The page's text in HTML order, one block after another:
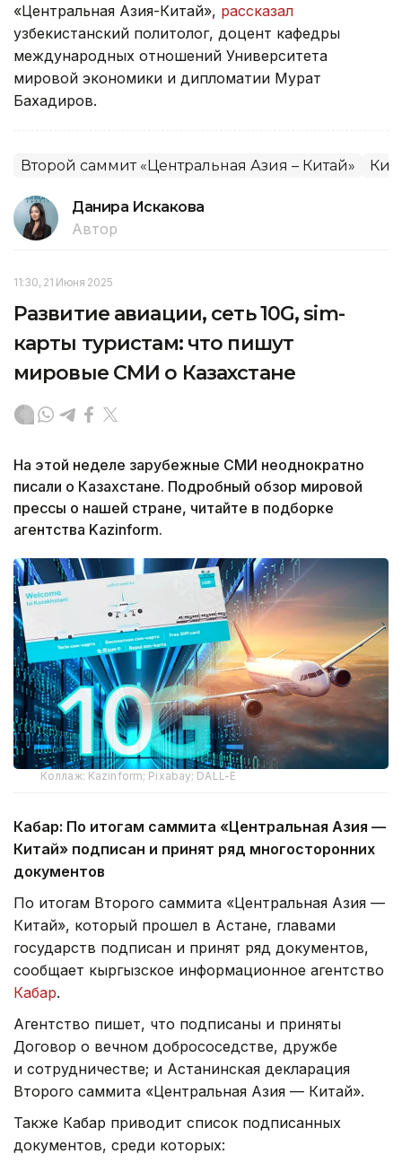
«Центральная Азия-Китай», рассказал
узбекистанский политолог, доцент кафедры
международных отношений Университета
мировой экономики и дипломатии Мурат
Бахадиров.
Второй саммит «Центральная Азия – Китай»
Данира Искакова
Автор
11:30, 21 Июня 2025
Развитие авиации, сеть 10G, sim-
карты туристам: что пишут
мировые СМИ о Казахстане
На этой неделе зарубежные СМИ неоднократно
писали о Казахстане. Подробный обзор мировой
прессы о нашей стране, читайте в подборке
агентства Kazinform.
Коллаж: Kazinform; Pixabay; DALL-E
Кабар: По итогам саммита «Центральная Азия —
Китай» подписан и принят ряд многосторонних
документов
По итогам Второго саммита «Центральная Азия —
Китай», который прошел в Астане, главами
государств подписан и принят ряд документов,
сообщает кыргызское информационное агентство
Кабар.
Агентство пишет, что подписаны и приняты
Договор о вечном добрососедстве, дружбе
и сотрудничестве; и Астанинская декларация
Второго саммита «Центральная Азия — Китай».
Также Кабар приводит список подписанных
документов, среди которых: